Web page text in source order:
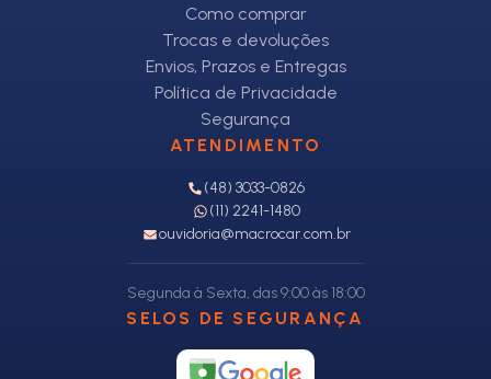
Como comprar
Trocas e devoluções
Envios, Prazos e Entregas
Política de Privacidade
Segurança
ATENDIMENTO
(48) 3033-0826
(11) 2241-1480
ouvidoria@macrocar.com.br
Segunda à Sexta, das 9:00 às 18:00
SELOS DE SEGURANÇA